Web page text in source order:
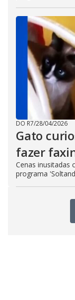
DO R7/28/04/2026
Gato
fazer
Cenas inusitadas
programa